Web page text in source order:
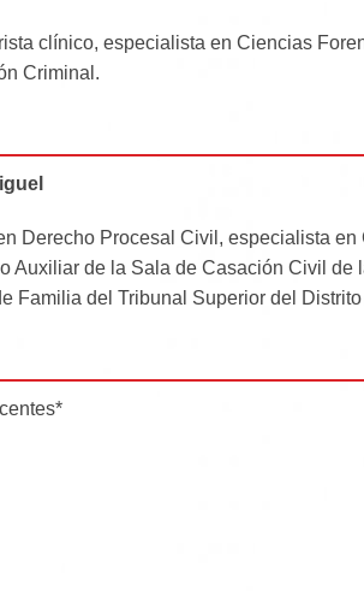
clínico, especialista en Ciencias
Criminal.
Derecho Procesal Civil, especialista
Auxiliar de la Sala de Casación Civil de
Familia del Tribunal Superior del